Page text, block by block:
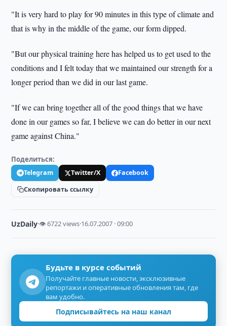
"It is very hard to play for 90 minutes in this type of climate and
that is why in the middle of the game, our form dipped.
"But our physical training here has helped us to get used to the
conditions and I felt today that we maintained our strength for a
longer period than we did in our last game.
"If we can bring together all of the good things that we have
done in our games so far, I believe we can do better in our next
game against China."
Поделиться:
Telegram Twitter/X
Facebook
Скопировать ссылку
UzDaily·👁 6722 views·16.07.2007 · 09:00
Будьте в курсе событий
Получайте главные новости, эксклюзивные
репортажи и оперативные обновления там, где
вам удобно.
Подписывайтесь на наш канал